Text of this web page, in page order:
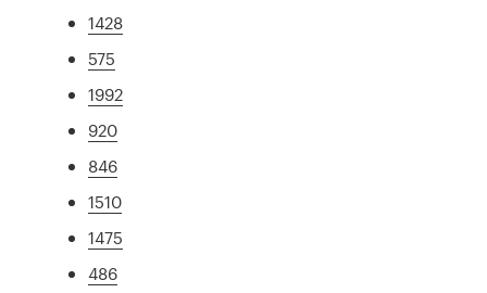
1428
575
1992
920
846
1510
1475
486